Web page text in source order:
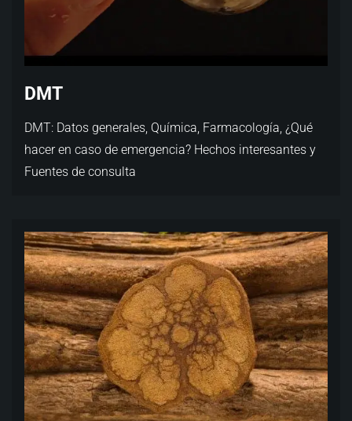
DMT
DMT: Datos generales, Química, Farmacología, ¿Qué
hacer en caso de emergencia? Hechos interesantes y
Fuentes de consulta